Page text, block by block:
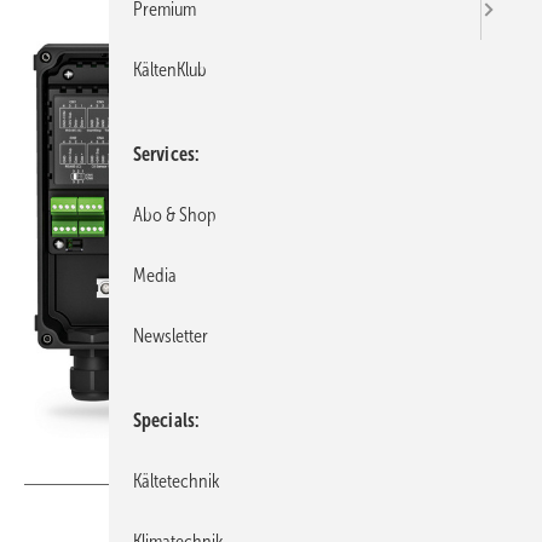
Premium
KältenKlub
Services
Abo & Shop
Media
Newsletter
Specials
Kältetechnik